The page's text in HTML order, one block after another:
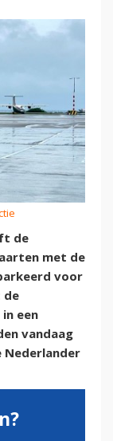
de
met de
voor
de
in een
vandaag
Nederlander